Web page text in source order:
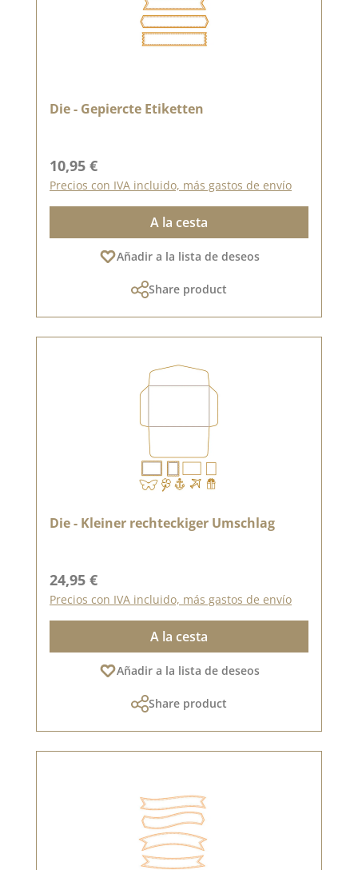
Die - Gepiercte Etiketten
Precio normal:
10,95 €
Precios con IVA incluido, más gastos de envío
A la cesta
Añadir a la lista de deseos
Share product
Die - Kleiner rechteckiger Umschlag
Precio normal:
24,95 €
Precios con IVA incluido, más gastos de envío
A la cesta
Añadir a la lista de deseos
Share product